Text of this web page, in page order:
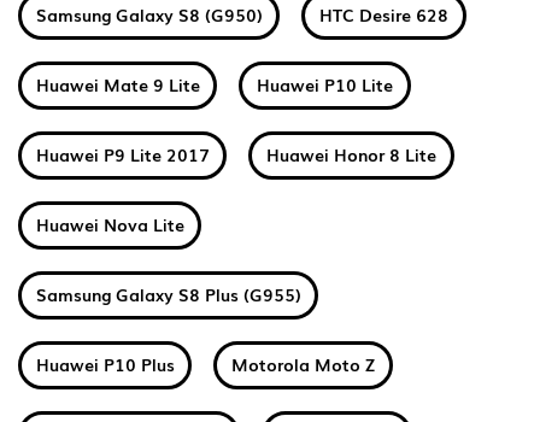
Samsung Galaxy S8 (G950) HTC Desire 628
Huawei Mate 9 Lite Huawei P10 Lite
Huawei P9 Lite 2017 Huawei Honor 8 Lite
Huawei Nova Lite
Samsung Galaxy S8 Plus (G955)
Huawei P10 Plus Motorola Moto Z